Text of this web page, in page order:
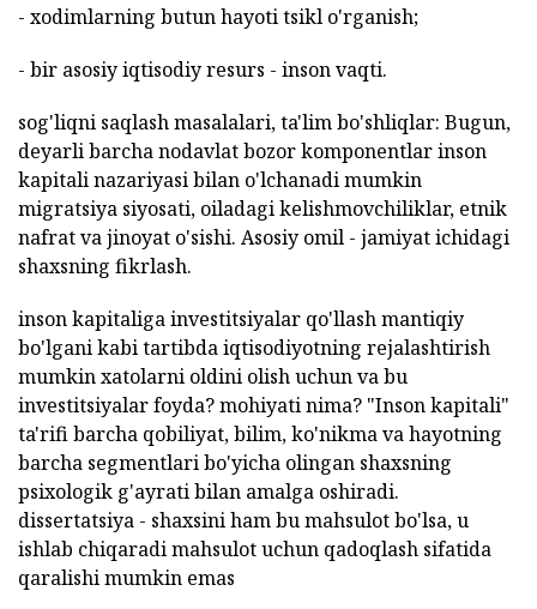
- xodimlarning butun hayoti tsikl o'rganish;
- bir asosiy iqtisodiy resurs - inson vaqti.
sog'liqni saqlash masalalari, ta'lim bo'shliqlar: Bugun,
deyarli barcha nodavlat bozor komponentlar inson
kapitali nazariyasi bilan o'lchanadi mumkin
migratsiya siyosati, oiladagi kelishmovchiliklar, etnik
nafrat va jinoyat o'sishi. Asosiy omil - jamiyat ichidagi
shaxsning fikrlash.
inson kapitaliga investitsiyalar qo'llash mantiqiy
bo'lgani kabi tartibda iqtisodiyotning rejalashtirish
mumkin xatolarni oldini olish uchun va bu
investitsiyalar foyda? mohiyati nima? "Inson kapitali"
ta'rifi barcha qobiliyat, bilim, ko'nikma va hayotning
barcha segmentlari bo'yicha olingan shaxsning
psixologik g'ayrati bilan amalga oshiradi.
dissertatsiya - shaxsini ham bu mahsulot bo'lsa, u
ishlab chiqaradi mahsulot uchun qadoqlash sifatida
qaralishi mumkin emas